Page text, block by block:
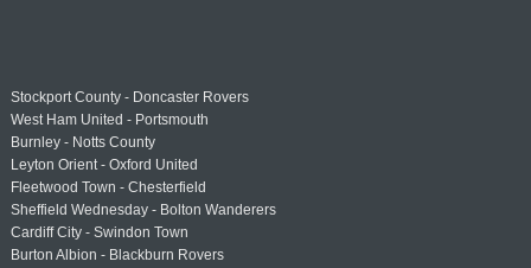
Stockport County - Doncaster Rovers
West Ham United - Portsmouth
Burnley - Notts County
Leyton Orient - Oxford United
Fleetwood Town - Chesterfield
Sheffield Wednesday - Bolton Wanderers
Cardiff City - Swindon Town
Burton Albion - Blackburn Rovers